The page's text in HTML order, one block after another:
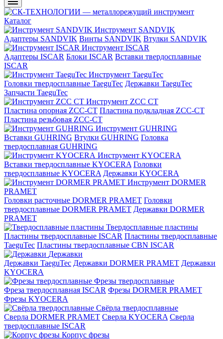
Каталог
Инструмент SANDVIK
Адаптеры SANDVIK Винты SANDVIK Втулки SANDVIK
Инструмент ISCAR
Адаптеры ISCAR Блоки ISCAR Вставки твердосплавные
ISCAR
Инструмент TaeguTec
Головки твердосплавные TaeguTec Державки TaeguTec
Запчасти TaeguTec
Инструмент ZCС CT
Пластина опорная ZCC-CT Пластина подкладная ZCC-CT
Пластина резьбовая ZCC-CT
Инструмент GUHRING
Вставки GUHRING Втулки GUHRING Головка
твердосплавная GUHRING
Инструмент KYOCERA
Вставки твердосплавные KYOCERA Головки
твердосплавные KYOCERA Державки KYOCERA
Инструмент DORMER
PRAMET
Головки расточные DORMER PRAMET Головки
твердосплавные DORMER PRAMET Державки DORMER
PRAMET
Твердосплавные пластины
Пластины твердосплавные ISCAR Пластины твердосплавные
TaeguTec Пластины твердосплавные CBN ISCAR
Державки
Державки TaeguTec Державки DORMER PRAMET Державки
KYOCERA
Фрезы твердосплавные
Фреза твердосплавная ISCAR Фрезы DORMER PRAMET
Фрезы KYOCERA
Свёрла твердосплавные
Сверла DORMER PRAMET Сверла KYOCERA Сверла
твердосплавные ISCAR
Корпус фрезы